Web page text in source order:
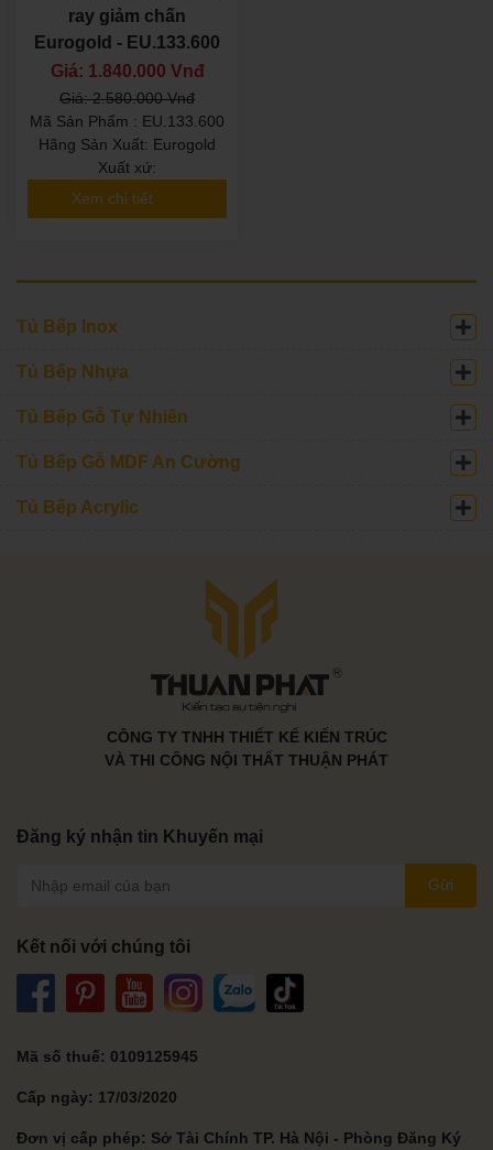
ray giảm chấn
Eurogold - EU.133.600
Giá: 1.840.000 Vnđ
Giá: 2.580.000 Vnđ
Mã Sản Phẩm : EU.133.600
Hãng Sản Xuất: Eurogold
Xuất xứ:
Xem chi tiết
Tủ Bếp Inox
Tủ Bếp Nhựa
Tủ Bếp Gỗ Tự Nhiên
Tủ Bếp Gỗ MDF An Cường
Tủ Bếp Acrylic
CÔNG TY TNHH THIẾT KẾ KIẾN TRÚC
VÀ THI CÔNG NỘI THẤT THUẬN PHÁT
Đăng ký nhận tin Khuyến mại
Gửi
Kết nối với chúng tôi
Mã số thuế: 0109125945
Cấp ngày: 17/03/2020
Đơn vị cấp phép: Sở Tài Chính TP. Hà Nội - Phòng Đăng Ký